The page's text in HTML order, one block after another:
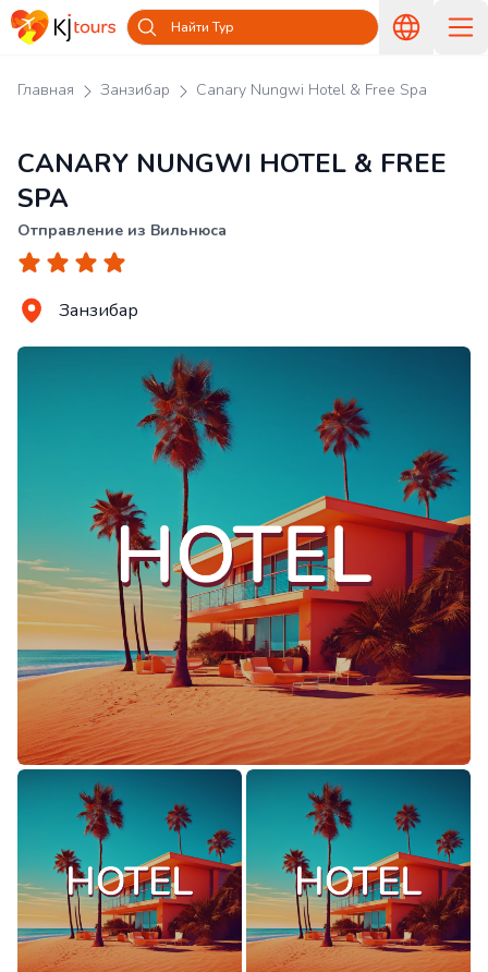
Найти Тур
Главная Занзибар Canary Nungwi Hotel & Free Spa
CANARY NUNGWI HOTEL & FREE
SPA
Отправление из Вильнюса
Занзибар